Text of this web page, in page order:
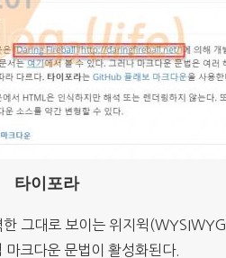
타이포라
그대로 보이는 위지윅(WYSIWYG
크다운 문법이 활성화된다.